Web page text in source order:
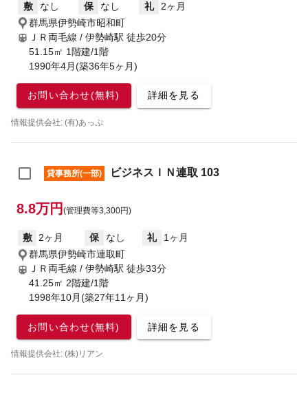
敷 なし 保 なし 礼
2ヶ月
群馬県伊勢崎市昭和町
ＪＲ両毛線 / 伊勢崎駅 徒歩20分
51.15㎡ 1階建/1階
1990年4月(築36年5ヶ月)
お問い合わせ(無料) 詳細を見る
情報提供会社: (有)あっぷ
貸事務所(一部) ビジネスＩＮ連取 103
8.8万円 (管理費等3,300円)
敷 2ヶ月 保 なし 礼
1ヶ月
群馬県伊勢崎市連取町
ＪＲ両毛線 / 伊勢崎駅 徒歩33分
41.25㎡ 2階建/1階
1998年10月(築27年11ヶ月)
お問い合わせ(無料) 詳細を見る
情報提供会社: (株)リアン